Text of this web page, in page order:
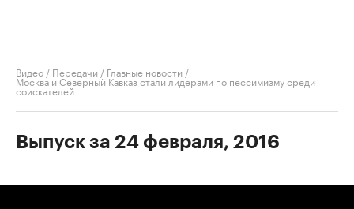
Видео / Передачи / Главные новости /
Москва и Северный Кавказ стали лидерами по пессимизму среди
соискателей
Выпуск за 24 февраля, 2016